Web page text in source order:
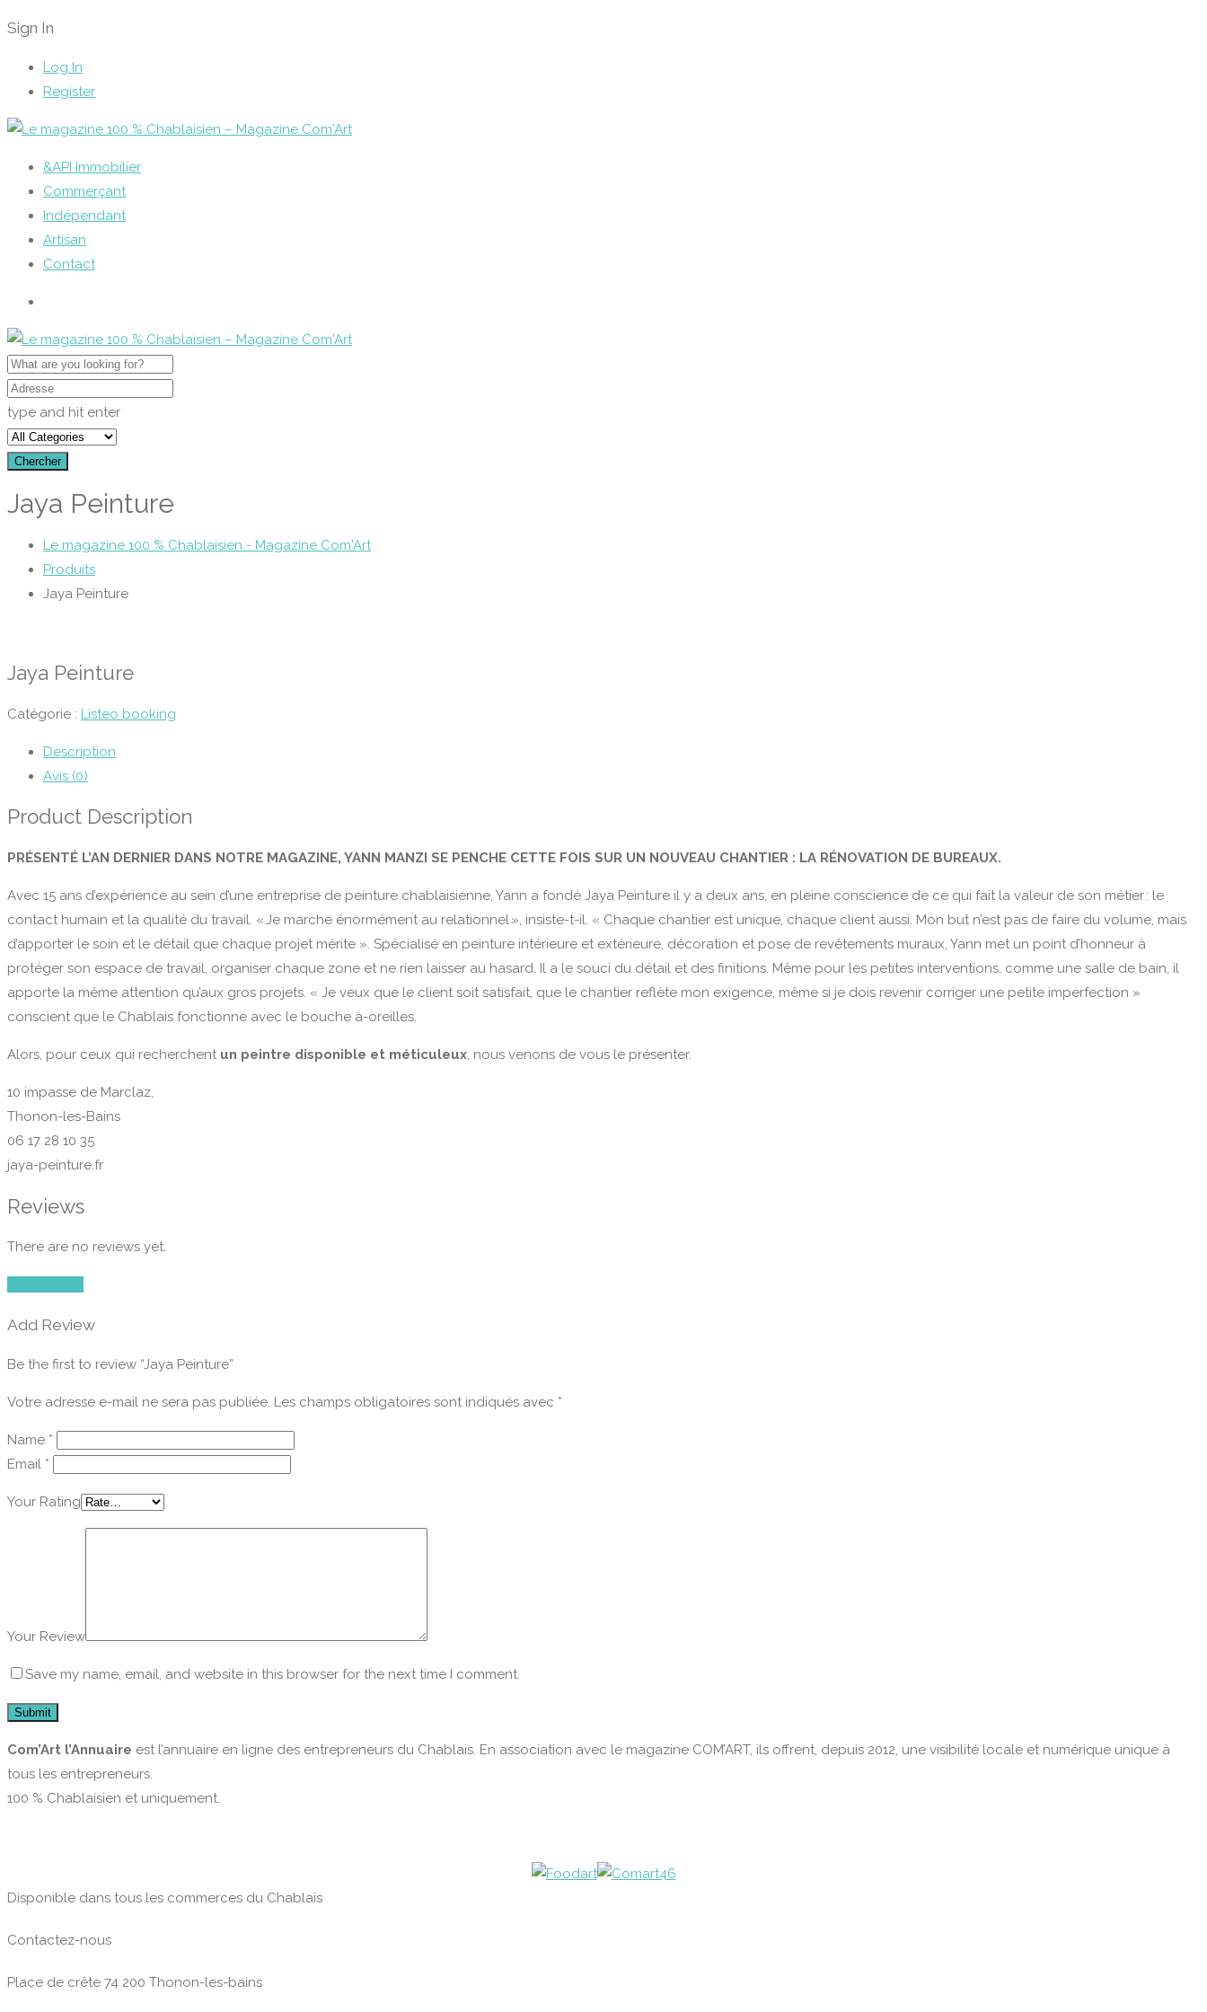
Sign In
Log In
Register
&API Immobilier
Commerçant
Indépendant
Artisan
Contact
type and hit enter
Chercher
Jaya Peinture
Le magazine 100 % Chablaisien - Magazine Com'Art
Produits
Jaya Peinture
Jaya Peinture
Catégorie : Listeo booking
Description
Avis (0)
Product Description
PRÉSENTÉ L’AN DERNIER DANS NOTRE MAGAZINE, YANN MANZI SE PENCHE CETTE FOIS SUR UN NOUVEAU CHANTIER : LA RÉNOVATION DE BUREAUX.
Avec 15 ans d’expérience au sein d’une entreprise de peinture chablaisienne, Yann a fondé Jaya Peinture il y a deux ans, en pleine conscience de ce qui fait la valeur de son métier : le
contact humain et la qualité du travail. « Je marche énormément au relationnel », insiste-t-il. « Chaque chantier est unique, chaque client aussi. Mon but n’est pas de faire du volume, mais
d’apporter le soin et le détail que chaque projet mérite ». Spécialisé en peinture intérieure et extérieure, décoration et pose de revêtements muraux, Yann met un point d’honneur à
protéger son espace de travail, organiser chaque zone et ne rien laisser au hasard. Il a le souci du détail et des finitions. Même pour les petites interventions, comme une salle de bain, il
apporte la même attention qu’aux gros projets. « Je veux que le client soit satisfait, que le chantier reflète mon exigence, même si je dois revenir corriger une petite imperfection »
conscient que le Chablais fonctionne avec le bouche à-oreilles.
Alors, pour ceux qui recherchent un peintre disponible et méticuleux, nous venons de vous le présenter.
10 impasse de Marclaz,
Thonon-les-Bains
06 17 28 10 35
jaya-peinture.fr
Reviews
There are no reviews yet.
Add Review
Be the first to review “Jaya Peinture”
Votre adresse e-mail ne sera pas publiée. Les champs obligatoires sont indiqués avec *
Name *
Email *
Your Rating
Your Review
Save my name, email, and website in this browser for the next time I comment.
Com’Art l’Annuaire est l’annuaire en ligne des entrepreneurs du Chablais. En association avec le magazine COM’ART, ils offrent, depuis 2012, une visibilité locale et numérique unique à
tous les entrepreneurs.
100 % Chablaisien et uniquement.
Disponible dans tous les commerces du Chablais
Contactez-nous
Place de crête 74 200 Thonon-les-bains